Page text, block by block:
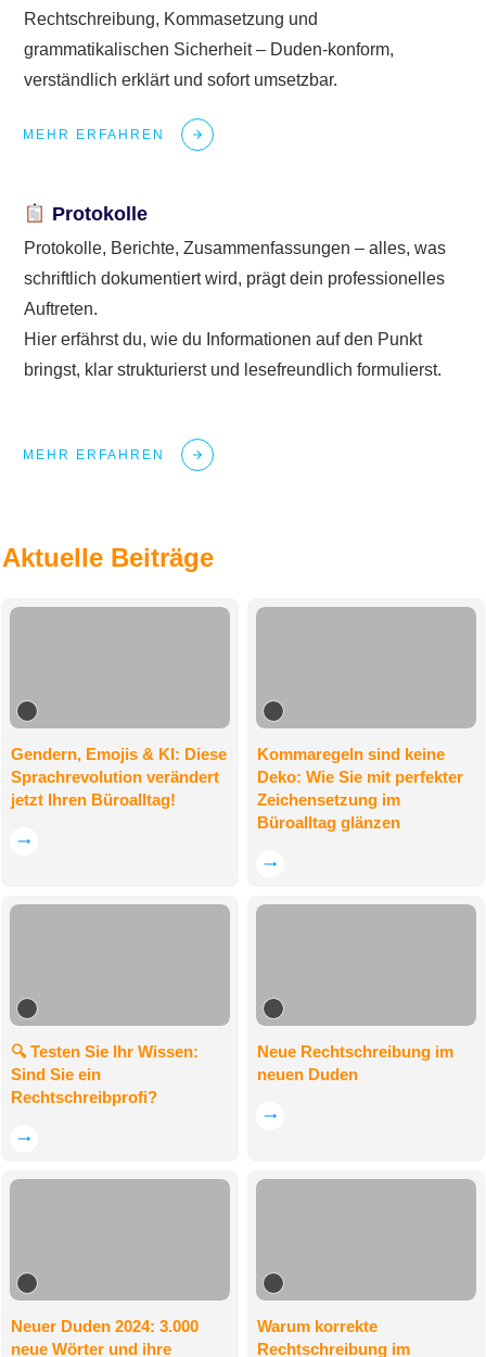
Rechtschreibung, Kommasetzung und
grammatikalischen Sicherheit – Duden-konform,
verständlich erklärt und sofort umsetzbar.
MEHR ERFAHREN
Protokolle
Protokolle, Berichte, Zusammenfassungen – alles, was
schriftlich dokumentiert wird, prägt dein professionelles
Auftreten.
Hier erfährst du, wie du Informationen auf den Punkt
bringst, klar strukturierst und lesefreundlich formulierst.
MEHR ERFAHREN
Aktuelle Beiträge
Gendern, Emojis & KI: Diese
Sprachrevolution verändert
jetzt Ihren Büroalltag!
Kommaregeln sind keine
Deko: Wie Sie mit perfekter
Zeichensetzung im
Büroalltag glänzen
🔍 Testen Sie Ihr Wissen:
Sind Sie ein
Rechtschreibprofi?
Neue Rechtschreibung im
neuen Duden
Neuer Duden 2024: 3.000
neue Wörter und ihre
Warum korrekte
Rechtschreibung im